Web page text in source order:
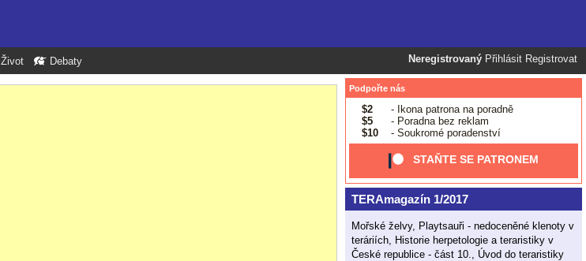
Neregistrovaný Přihlásit Registrovat
Život Debaty
Podpořte nás
$2
- Ikona patrona na poradně
$5
- Poradna bez reklam
$10
- Soukromé poradenství
STAŇTE SE PATRONEM
TERAmagazín 1/2017
Mořské želvy, Playtsauři - nedoceněné klenoty v
teráriích, Historie herpetologie a teraristiky v
České republice - část 10., Úvod do teraristiky